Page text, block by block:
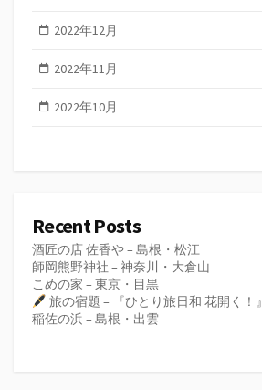
2022年12月
2022年11月
2022年10月
Recent Posts
酒匠の店 佐香や – 島根・松江
師岡熊野神社 – 神奈川・大倉山
こめの家 – 東京・目黒
旅の宿題 – 『ひとり旅日和 花開く！』
稲佐の浜 – 島根・出雲